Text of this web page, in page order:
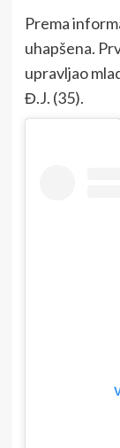
Prema
uhapšena.
upravljao
Đ.J. (35).